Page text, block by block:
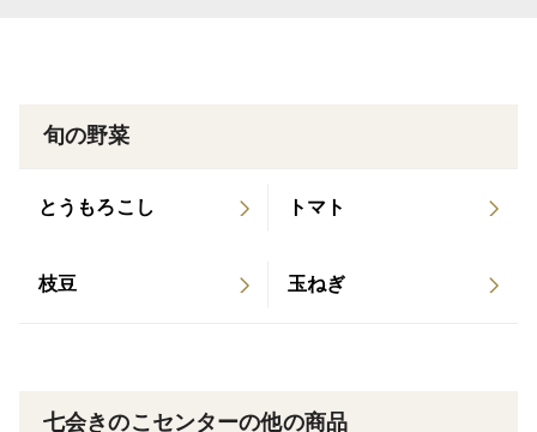
舞茸・・・品種改良がほとんどされておらず、天然に近
醇な香りが特徴です。（全てのサイズのきのこセットに
旬の野菜
とうもろこし トマト
枝豆 玉ねぎ
七会きのこセンターの他の商品